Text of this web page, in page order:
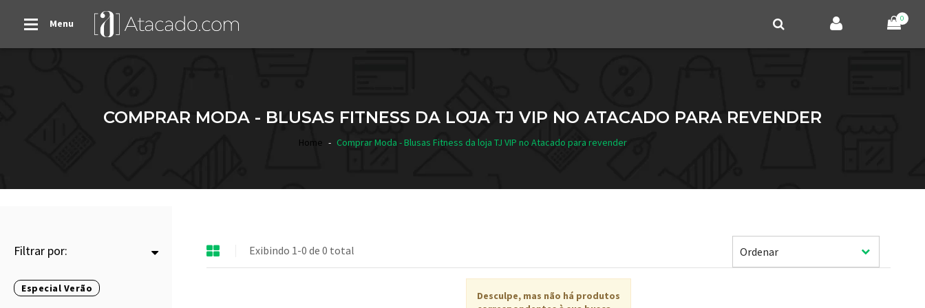
Menu 0
COMPRAR MODA - BLUSAS FITNESS DA LOJA TJ VIP NO ATACADO PARA REVENDER
Home Comprar Moda - Blusas Fitness da loja TJ VIP no Atacado para revender
Filtrar por:
Especial Verão
Exibindo 1-0 de 0 total
Desculpe, mas não há produtos